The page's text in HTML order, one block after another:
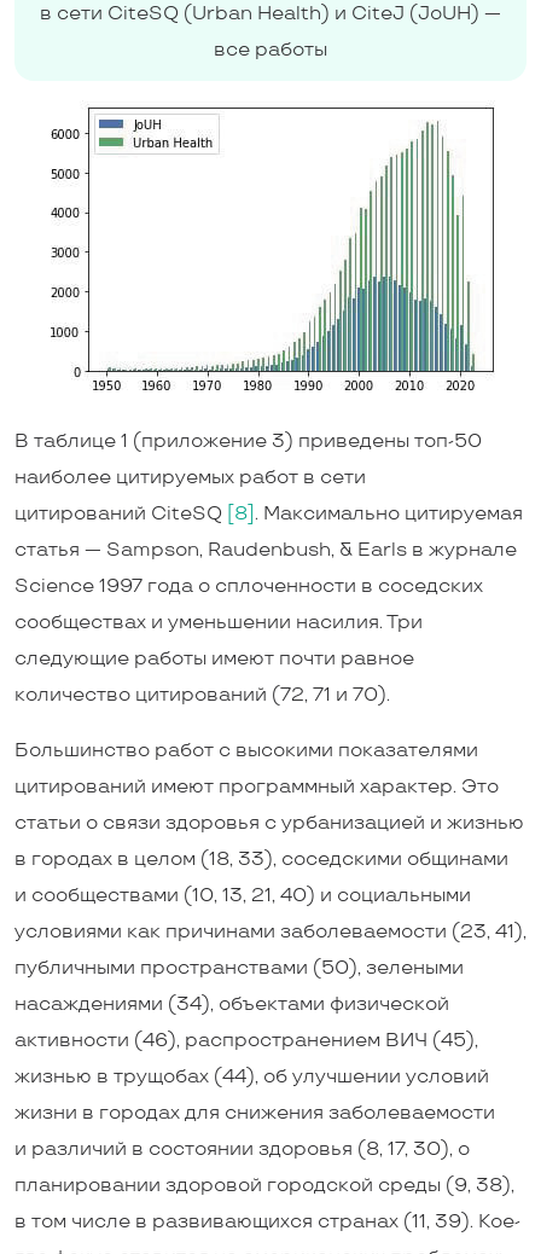
в сети CiteSQ (Urban Health) и CiteJ (JoUH) —
все работы
В таблице 1 (приложение 3) приведены топ-50
наиболее цитируемых работ в сети
цитирований CiteSQ
[8] . Максимально цитируемая
статья — Sampson, Raudenbush, & Earls в журнале
Science 1997 года о сплоченности в соседских
сообществах и уменьшении насилия. Три
следующие работы имеют почти равное
количество цитирований (72, 71 и 70).
Большинство работ с высокими показателями
цитирований имеют программный характер. Это
статьи о связи здоровья с урбанизацией и жизнью
в городах в целом (18, 33), соседскими общинами
и сообществами (10, 13, 21, 40) и социальными
условиями как причинами заболеваемости (23, 41),
публичными пространствами (50), зелеными
насаждениями (34), объектами физической
активности (46), распространением ВИЧ (45),
жизнью в трущобах (44), об улучшении условий
жизни в городах для снижения заболеваемости
и различий в состоянии здоровья (8, 17, 30), о
планировании здоровой городской среды (9, 38),
в том числе в развивающихся странах (11, 39). Кое-